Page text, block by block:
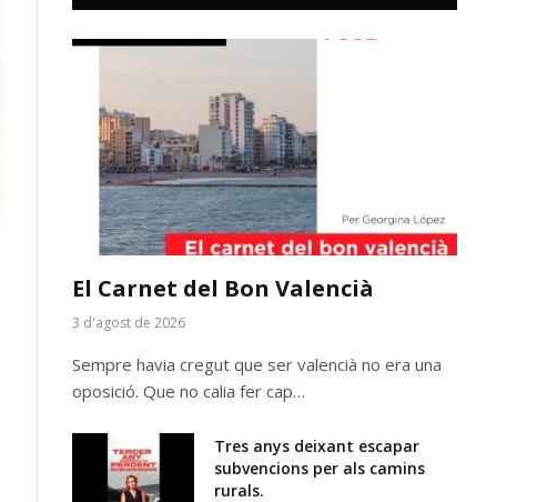
El Carnet del Bon Valencià
3 d'agost de 2026
Sempre havia cregut que ser valencià no era una
oposició. Que no calia fer cap…
Tres anys deixant escapar
subvencions per als camins
rurals.